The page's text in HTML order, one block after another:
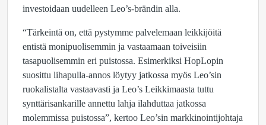
investoidaan uudelleen Leo’s-brändin alla.
“Tärkeintä on, että pystymme palvelemaan leikkijöitä
entistä monipuolisemmin ja vastaamaan toiveisiin
tasapuolisemmin eri puistossa. Esimerkiksi HopLopin
suosittu lihapulla-annos löytyy jatkossa myös Leo’sin
ruokalistalta vastaavasti ja Leo’s Leikkimaasta tuttu
synttärisankarille annettu lahja ilahduttaa jatkossa
molemmissa puistossa”, kertoo Leo’sin markkinointijohtaja